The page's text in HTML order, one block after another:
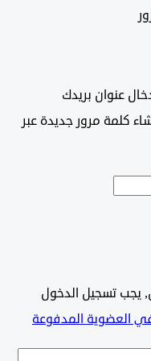
بريدك
مرور جديدة عبر
تسجيل الدخول
المدفوعة